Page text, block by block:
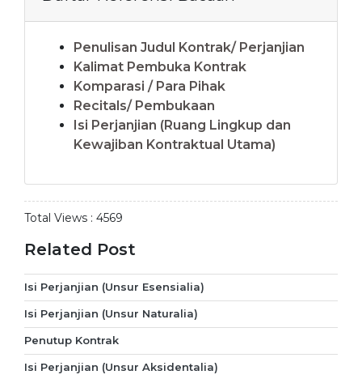
Penulisan Judul Kontrak/ Perjanjian
Kalimat Pembuka Kontrak
Komparasi / Para Pihak
Recitals/ Pembukaan
Isi Perjanjian (Ruang Lingkup dan
Kewajiban Kontraktual Utama)
Total Views : 4569
Related Post
Isi Perjanjian (Unsur Esensialia)
Isi Perjanjian (Unsur Naturalia)
Penutup Kontrak
Isi Perjanjian (Unsur Aksidentalia)